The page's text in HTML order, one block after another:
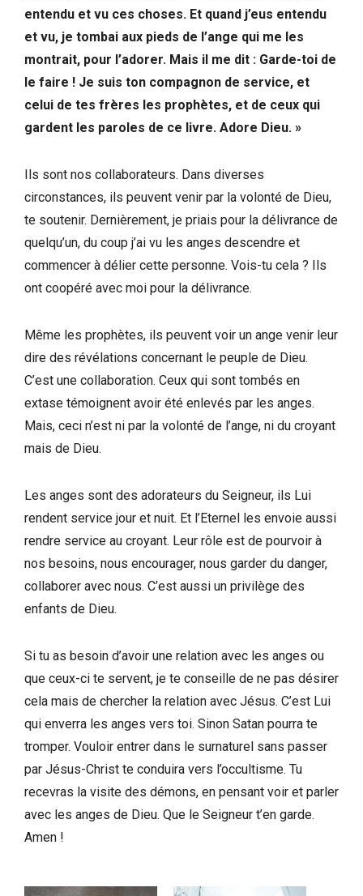
entendu et vu ces choses. Et quand j’eus entendu
et vu, je tombai aux pieds de l’ange qui me les
montrait, pour l’adorer. Mais il me dit : Garde-toi de
le faire ! Je suis ton compagnon de service, et
celui de tes frères les prophètes, et de ceux qui
gardent les paroles de ce livre. Adore Dieu. »
Ils sont nos collaborateurs. Dans diverses
circonstances, ils peuvent venir par la volonté de Dieu,
te soutenir. Dernièrement, je priais pour la délivrance de
quelqu’un, du coup j’ai vu les anges descendre et
commencer à délier cette personne. Vois-tu cela ? Ils
ont coopéré avec moi pour la délivrance.
Même les prophètes, ils peuvent voir un ange venir leur
dire des révélations concernant le peuple de Dieu.
C’est une collaboration. Ceux qui sont tombés en
extase témoignent avoir été enlevés par les anges.
Mais, ceci n’est ni par la volonté de l’ange, ni du croyant
mais de Dieu.
Les anges sont des adorateurs du Seigneur, ils Lui
rendent service jour et nuit. Et l’Eternel les envoie aussi
rendre service au croyant. Leur rôle est de pourvoir à
nos besoins, nous encourager, nous garder du danger,
collaborer avec nous. C’est aussi un privilège des
enfants de Dieu.
Si tu as besoin d’avoir une relation avec les anges ou
que ceux-ci te servent, je te conseille de ne pas désirer
cela mais de chercher la relation avec Jésus. C’est Lui
qui enverra les anges vers toi. Sinon Satan pourra te
tromper. Vouloir entrer dans le surnaturel sans passer
par Jésus-Christ te conduira vers l’occultisme. Tu
recevras la visite des démons, en pensant voir et parler
avec les anges de Dieu. Que le Seigneur t’en garde.
Amen !